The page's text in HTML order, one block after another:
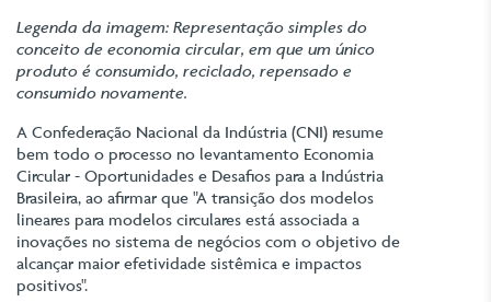
Legenda da imagem: Representação simples do
conceito de economia circular, em que um único
produto é consumido, reciclado, repensado e
consumido novamente.
A Confederação Nacional da Indústria (CNI) resume
bem todo o processo no levantamento Economia
Circular - Oportunidades e Desafios para a Indústria
Brasileira, ao afirmar que "A transição dos modelos
lineares para modelos circulares está associada a
inovações no sistema de negócios com o objetivo de
alcançar maior efetividade sistêmica e impactos
positivos".